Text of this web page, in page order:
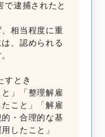
逮捕されたと
相当程度に重
、認められる
すとき
と」「整理解雇
こと」「解雇
・合理的な基
したこと」